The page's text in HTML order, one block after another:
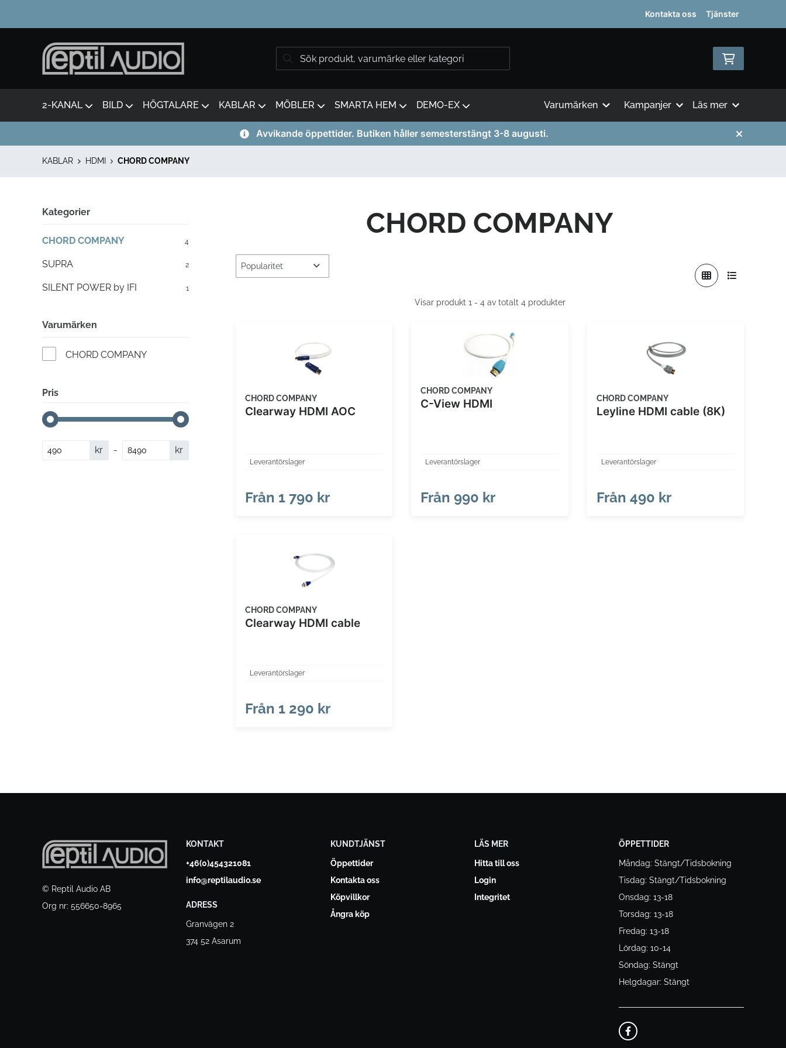
Kontakta oss Tjänster
2-KANAL BILD HÖGTALARE KABLAR MÖBLER SMARTA HEM DEMO-EX Varumärken Kampanjer Läs mer
Avvikande öppettider. Butiken håller semesterstängt 3-8 augusti.
KABLAR HDMI CHORD COMPANY
Kategorier
CHORD COMPANY 4
SUPRA 2
SILENT POWER by IFI 1
Varumärken
CHORD COMPANY
Pris
kr - kr
CHORD COMPANY
Visar produkt 1 - 4 av totalt 4 produkter
CHORD COMPANY
Clearway HDMI AOC
Leverantörslager
Från 1 790 kr
CHORD COMPANY
C-View HDMI
Leverantörslager
Från 990 kr
CHORD COMPANY
Leyline HDMI cable (8K)
Leverantörslager
Från 490 kr
CHORD COMPANY
Clearway HDMI cable
Leverantörslager
Från 1 290 kr
© Reptil Audio AB
Org nr: 556650-8965
KONTAKT
+46(0)454321081
info@reptilaudio.se
ADRESS
Granvägen 2
374 52 Asarum
KUNDTJÄNST
Öppettider
Kontakta oss
Köpvillkor
Ångra köp
LÄS MER
Hitta till oss
Login
Integritet
ÖPPETTIDER
Måndag: Stängt/Tidsbokning
Tisdag: Stängt/Tidsbokning
Onsdag: 13-18
Torsdag: 13-18
Fredag: 13-18
Lördag: 10-14
Söndag: Stängt
Helgdagar: Stängt